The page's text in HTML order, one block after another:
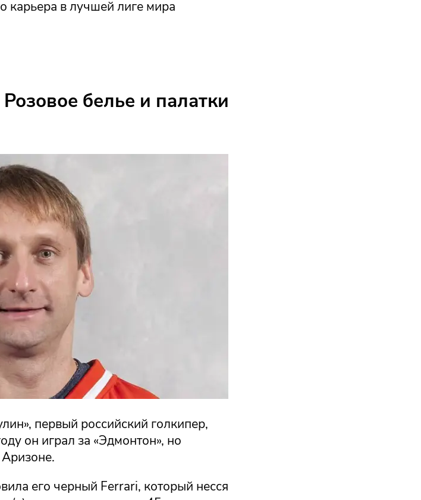
карьера в лучшей лиге мира
белье и палатки
первый российский голкипер,
он играл за «Эдмонтон», но
его черный Ferrari, который несся